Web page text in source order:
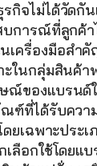
รกิจไม่ได้วัด
การณ์ที่ลูกค้า
เครื่องมือสำ
ะในกลุ่มสินค้า
ณ์ของแบรนด์
ฑ์ที่ได้รับควา
ยเฉพาะประเ
ลือกใช้โดยแ